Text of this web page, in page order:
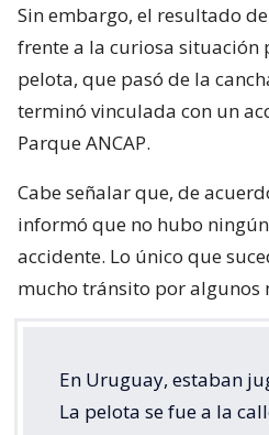
Sin embargo, el resultado
frente a la curiosa
pelota, que pasó de la
terminó vinculada con un
Parque ANCAP.
Cabe señalar que, de
informó que no hubo
accidente. Lo único que
mucho tránsito por algunos
En Uruguay, estaban
La pelota se fue a la